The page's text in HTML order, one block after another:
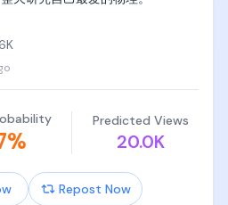
冲击变焦、过度变焦、无人机式
、重播、定格、时间跳跃。
、体型、服装、肤色、体格、左
脚与各关卡的接触和脱离严格按
实表现重力、惯性、打滑、自
具不得出现静止帧或忽然停转。
退、空中静止、身体变形、手脚
透道具、背景替换。以健康清爽
，疫情爆发了。
。
己废了。
螺旋式下滑。
回办公室。
%
Predicted Views
20.0K
Repost Now